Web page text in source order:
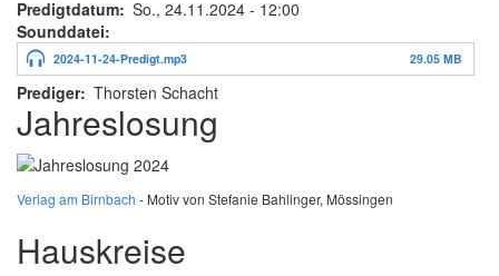
Predigtdatum So., 24.11.2024 - 12:00
Sounddatei
2024-11-24-Predigt.mp3 29.05 MB
Prediger Thorsten Schacht
Jahreslosung
Verlag am Birnbach - Motiv von Stefanie Bahlinger, Mössingen
Hauskreise